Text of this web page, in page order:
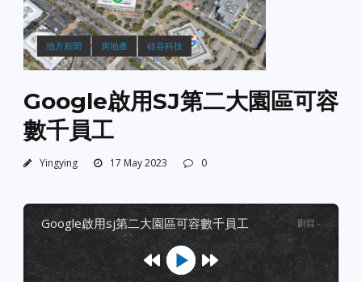
地方新聞 房地產 硅谷科技
Google啟用SJ第二大園區可容
數千員工
Yingying 17 May 2023 0
google啟用sj第二大園區可容數千員工 剧目 :-